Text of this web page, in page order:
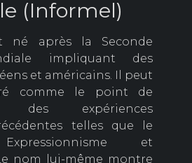
(Informel)
né après la Seconde
impliquant des
et américains. Il peut
comme le point de
des expériences
telles que le
et
nom lui-même montre